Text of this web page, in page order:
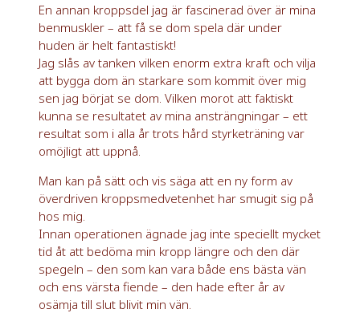
En annan kroppsdel jag är fascinerad över är mina
benmuskler – att få se dom spela där under
huden är helt fantastiskt!
Jag slås av tanken vilken enorm extra kraft och vilja
att bygga dom än starkare som kommit över mig
sen jag börjat se dom. Vilken morot att faktiskt
kunna se resultatet av mina ansträngningar – ett
resultat som i alla år trots hård styrketräning var
omöjligt att uppnå.
Man kan på sätt och vis säga att en ny form av
överdriven kroppsmedvetenhet har smugit sig på
hos mig.
Innan operationen ägnade jag inte speciellt mycket
tid åt att bedöma min kropp längre och den där
spegeln – den som kan vara både ens bästa vän
och ens värsta fiende – den hade efter år av
osämja till slut blivit min vän.